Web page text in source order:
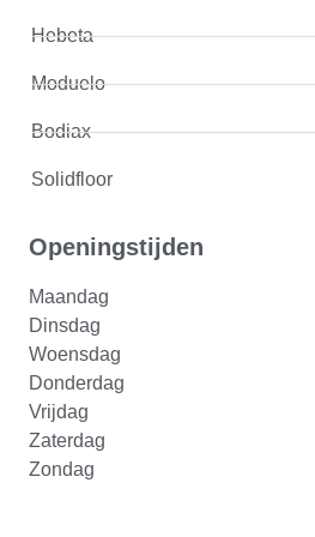
Hebeta
Moduelo
Bodiax
Solidfloor
Openingstijden
Maandag
Dinsdag
Woensdag
Donderdag
Vrijdag
Zaterdag
Zondag